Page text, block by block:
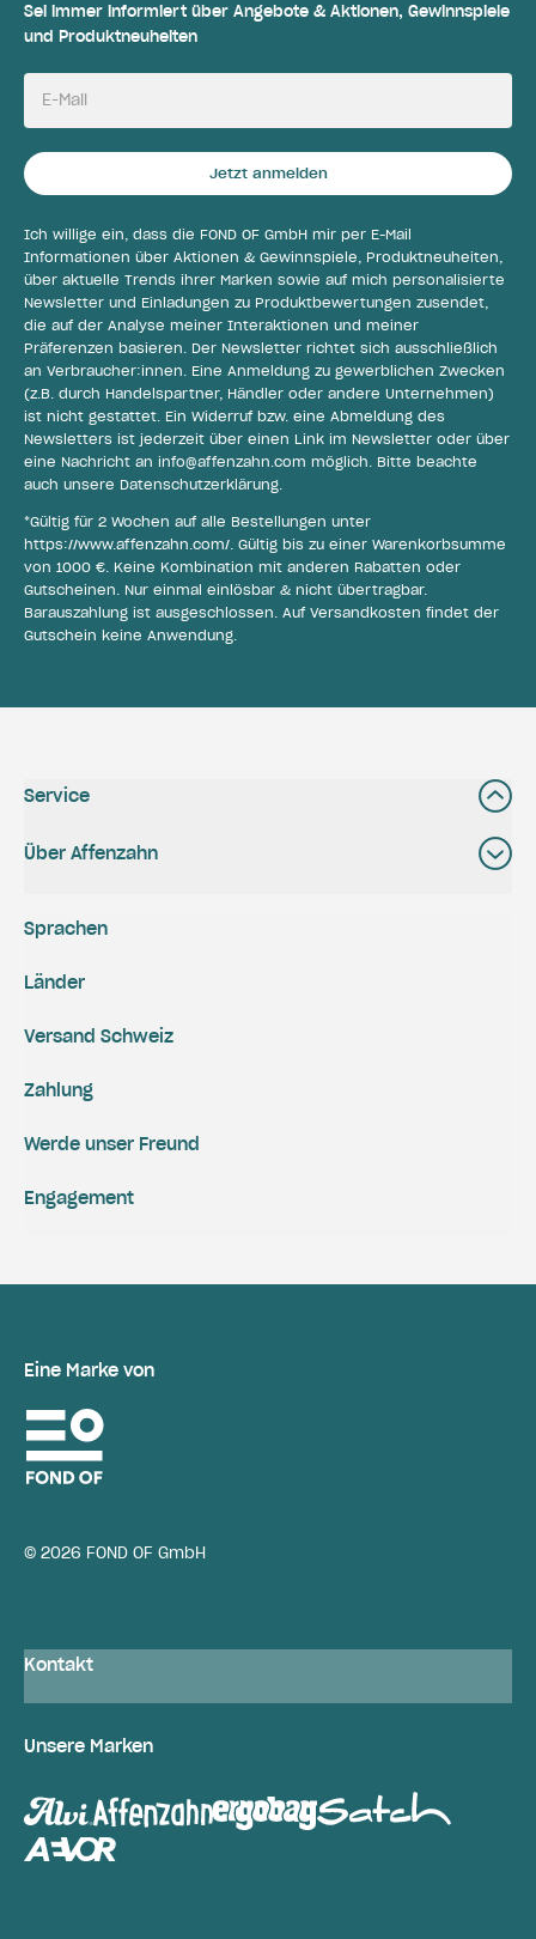
Sei immer informiert über Angebote & Aktionen, Gewinnspiele
und Produktneuheiten
E-Mail
Jetzt anmelden
Ich willige ein, dass die FOND OF GmbH mir per E-Mail
Informationen über Aktionen & Gewinnspiele, Produktneuheiten,
über aktuelle Trends ihrer Marken sowie auf mich personalisierte
Newsletter und Einladungen zu Produktbewertungen zusendet,
die auf der Analyse meiner Interaktionen und meiner
Präferenzen basieren. Der Newsletter richtet sich ausschließlich
an Verbraucher:innen. Eine Anmeldung zu gewerblichen Zwecken
(z.B. durch Handelspartner, Händler oder andere Unternehmen)
ist nicht gestattet. Ein Widerruf bzw. eine Abmeldung des
Newsletters ist jederzeit über einen Link im Newsletter oder über
eine Nachricht an info@affenzahn.com möglich. Bitte beachte
auch unsere Datenschutzerklärung.
*Gültig für 2 Wochen auf alle Bestellungen unter
https://www.affenzahn.com/. Gültig bis zu einer Warenkorbsumme
von 1000 €. Keine Kombination mit anderen Rabatten oder
Gutscheinen. Nur einmal einlösbar & nicht übertragbar.
Barauszahlung ist ausgeschlossen. Auf Versandkosten findet der
Gutschein keine Anwendung.
Service
Über Affenzahn
Versand Schweiz
Zahlung
Engagement
Werde unser Freund
Sprachen
Länder
Eine Marke von
© 2026 FOND OF GmbH
Kontakt
Unsere Marken